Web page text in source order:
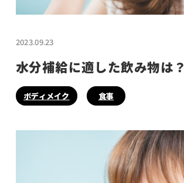
2023.09.23
水分補給に適した飲み物は？
ボディメイク 食事